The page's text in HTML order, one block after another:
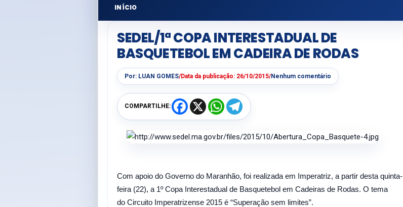
INÍCIO
SEDEL/1ª COPA INTERESTADUAL DE
BASQUETEBOL EM CADEIRA DE RODAS
Por: LUAN GOMES/Data da publicação: 26/10/2015/Nenhum comentário
COMPARTILHE:
F
a
c
b
X
W
h
a
s
l
g
Com apoio do Governo do Maranhão, foi realizada em Imperatriz, a partir desta quinta-
feira (22), a 1º Copa Interestadual de Basquetebol em Cadeiras de Rodas. O tema
do Circuito Imperatrizense 2015 é “Superação sem limites”.